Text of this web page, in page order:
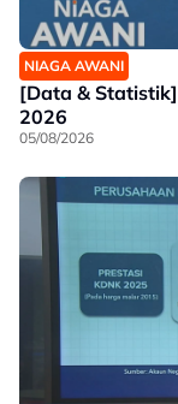
NIAGA AWANI
[Data &
2026
05/08/2026